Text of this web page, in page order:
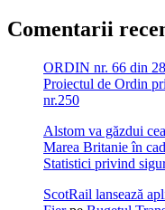
Comentarii
ORDIN nr. 66 din
Proiectul de Ordin
nr.250
Alstom va găzdui
Marea Britanie în
Statistici privind
ScotRail lansează